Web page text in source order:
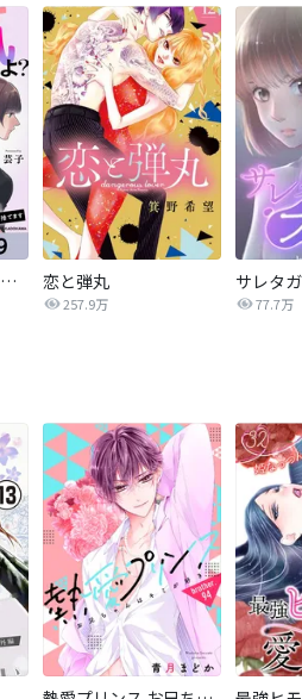
パパ、浮気してるよ？娘と二人でクズ夫を捨てます【分冊版】 恋と弾丸
257.9万 77.7万